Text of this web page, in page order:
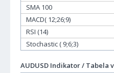
SMA 100
MACD( 12;26;9)
RSI (14)
Stochastic ( 9;6;3)
AUDUSD Indikator / Tabela